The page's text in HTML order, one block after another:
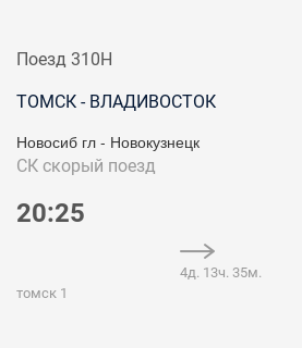
Поезд 310Н
ТОМСК - ВЛАДИВОСТОК
Новосиб гл - Новокузнецк
СК скорый поезд
20:25
томск 1
4д. 13ч. 35м.